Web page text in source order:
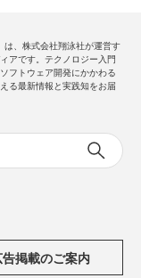
は、株式会社翔泳社が運営す
アです。テクノロジー入門
フトウェア開発にかかわる
る最新情報と実践知をお届
告掲載のご案内